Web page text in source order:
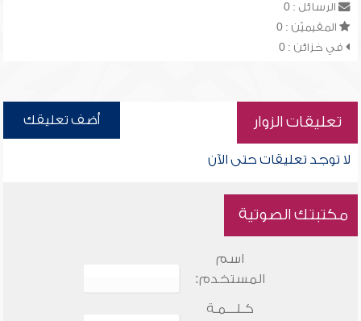
الرسائل : 0
المقيميّن : 0
في خزائن : 0
تعليقات الزوار أضف تعليقك
لا توجد تعليقات حتى الآن
مكتبتك الصوتية
اسم
المستخدم:
كـلـــمـة